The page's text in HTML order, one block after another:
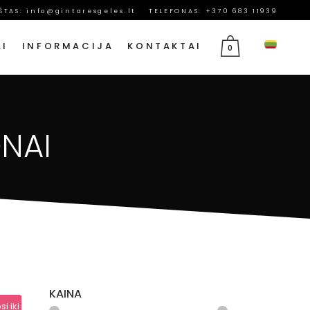
info@gintaresgeles.lt TELEFONAS: +370 683 11939
0
MAMOS DIENOS GĖLĖS
INFORMACIJA KONTAKTAI
iki
KAINA